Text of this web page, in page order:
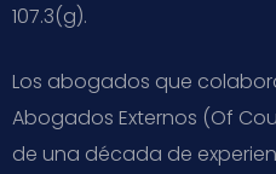
107.3(g).
Los abogados que
Abogados Externos (Of
de una década de